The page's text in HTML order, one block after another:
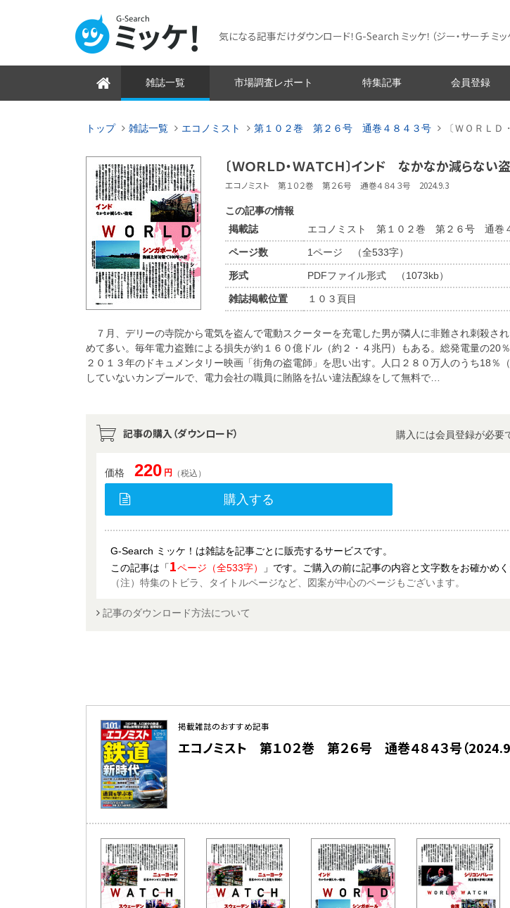
気になる記事だけダウンロード！G-Search ミッケ！ （ジー・サーチ ミッ
雑誌一覧 市場調査レポート 特集記事 会員登録
トップ 雑誌一覧 エコノミスト 第１０２巻 第２６号 通巻４８４３号 〔ＷＯＲＬ
〔ＷＯＲＬＤ・ＷＡＴＣＨ〕インド なかなか減らな
エコノミスト 第１０２巻 第２６号 通巻４８４３号 2024.9.3
この記事の情報
掲載誌
エコノミスト 第１０２巻 第２６号 通巻４
ページ数 1ページ （全533字）
形式 PDFファイル形式 （1073kb）
雑誌掲載位置 １０３頁目
７月、デリーの寺院から電気を盗んで電動スクーターを充電した男が隣人に非難され刺殺さ
めて多い。毎年電力盗難による損失が約１６０億ドル（約２・４兆円）もある。総発電量の20
２０１３年のドキュメンタリー映画「街角の盗電師」を思い出す。人口２８０万人のうち18％
していないカンプールで、電力会社の職員に賄賂を払い違法配線をして無料で…
記事の購入（ダウンロード） 購入には会員登録が必要
価格 220 円 （税込）
購入する
G-Search ミッケ！は雑誌を記事ごとに販売するサービスです。
この記事は「1ページ（全533字）
」です。ご購入の前に記事の内容と文字数をお確かめく
（注）特集のトビラ、タイトルページなど、図案が中心のページもございます。
記事のダウンロード方法について
掲載雑誌のおすすめ記事
エコノミスト 第１０２巻 第２６号 通巻４８４３号（